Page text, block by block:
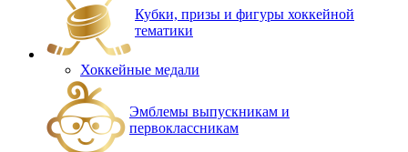
Кубки, призы и фигуры хоккейной
тематики
Хоккейные медали
Эмблемы выпускникам и
первоклассникам